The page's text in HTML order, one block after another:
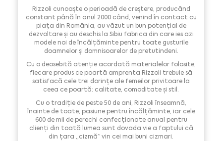
Rizzoli cunoaște o perioadă de creștere, producând
constant până în anul 2000 când, venind în contact cu
piața din România, au văzut un bun potențial de
dezvoltare și au deschis la Sibiu fabrica din care ies azi
modele noi de încălțăminte pentru toate gusturile
doamnelor și domnisoarelor de pretutindeni.
Cu o deosebită atenție acordată materialelor folosite,
fiecare produs ce poartă amprenta Rizzoli trebuie să
satisfacă cele trei dorințe ale femeilor privitoare la
ceea ce poartă: calitate, comoditate și stil.
Cu o tradiție de peste 50 de ani, Rizzoli înseamnă,
înainte de toate, pasiune pentru încălțăminte, iar cele
600 de mii de perechi confecționate anual pentru
clienți din toată lumea sunt dovada vie a faptului că
din țara „cizmă” vin cei mai buni cizmari.